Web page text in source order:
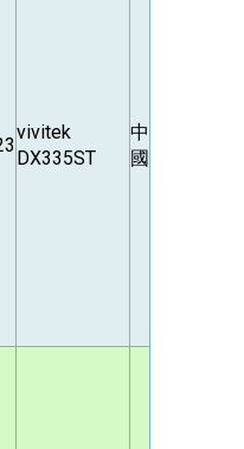
vivitek
DX335ST
中
國